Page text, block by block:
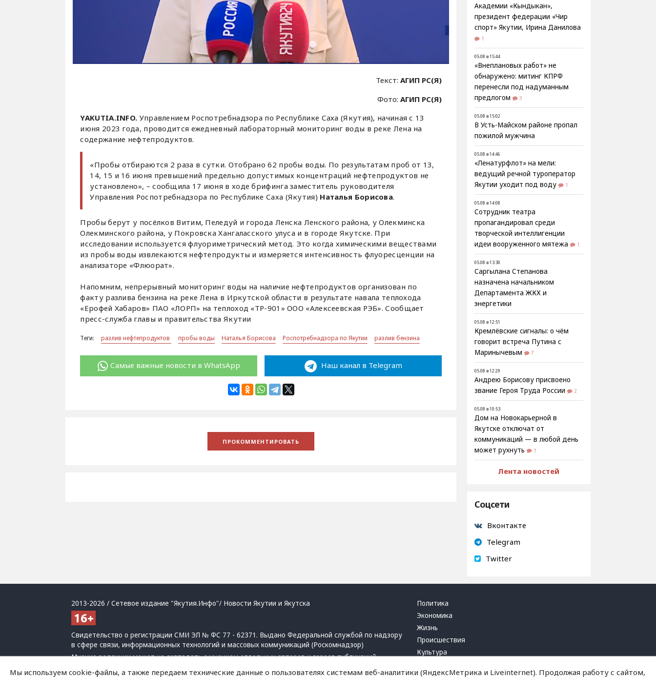
Текст:АГИП РС(Я)
Фото:АГИП РС(Я)
YAKUTIA.INFO. Управлением Роспотребнадзора по Республике Саха (Якутия), начиная с 13
июня 2023 года, проводится ежедневный лабораторный мониторинг воды в реке Лена на
содержание нефтепродуктов.
«Пробы отбираются 2 раза в сутки. Отобрано 62 пробы воды. По результатам проб от 13,
14, 15 и 16 июня превышений предельно допустимых концентраций нефтепродуктов не
установлено», – сообщила 17 июня в ходе брифинга заместитель руководителя
Управления Роспотребнадзора по Республике Саха (Якутия) Наталья Борисова.
Пробы берут у посёлков Витим, Пеледуй и города Ленска Ленского района, у Олекминска
Олекминского района, у Покровска Хангаласского улуса и в городе Якутске. При
исследовании используется флуориметрический метод. Это когда химическими веществами
из пробы воды извлекаются нефтепродукты и измеряется интенсивность флуоресценции на
анализаторе «Флюорат».
Напомним, непрерывный мониторинг воды на наличие нефтепродуктов организован по
факту разлива бензина на реке Лена в Иркутской области в результате навала теплохода
«Ерофей Хабаров» ПАО «ЛОРП» на теплоход «ТР-901» ООО «Алексеевская РЭБ». Сообщает
пресс-служба главы и правительства Якутии
Теги: разлив нефтепродуктов пробы воды Наталья Борисова Роспотребнадзора по Якутии разлив бензина
Самые важные новости в WhatsApp Наш канал в Telegram
Академии «Кындыкан»,
президент федерации «Чир
спорт» Якутии, Ирина Данилова
1
05.08 в 15:44
«Внеплановых работ» не
обнаружено: митинг КПРФ
перенесли под надуманным
предлогом
3
05.08 в 15:02
В Усть-Майском районе пропал
пожилой мужчина
05.08 в 14:46
«Ленатурфлот» на мели:
ведущий речной туроператор
Якутии уходит под воду
1
05.08 в 14:08
Сотрудник театра
пропагандировал среди
творческой интеллигенции
идеи вооруженного мятежа
1
05.08 в 13:30
Саргылана Степанова
назначена начальником
Департамента ЖКХ и
энергетики
05.08 в 12:51
Кремлёвские сигналы: о чём
говорит встреча Путина с
Маринычевым
7
05.08 в 12:29
Андрею Борисову присвоено
звание Героя Труда России
2
05.08 в 10:53
Дом на Новокарьерной в
Якутске отключат от
коммуникаций — в любой день
может рухнуть
1
Лента новостей
Соцсети
Вконтакте
Telegram
Twitter
2013-2026 / Сетевое издание "Якутия.Инфо"/ Новости Якутии и Якутска
Свидетельство о регистрации СМИ ЭЛ № ФС 77 - 62371. Выдано Федеральной службой по надзору
в сфере связи, информационных технологий и массовых коммуникаций (Роскомнадзор)
Мнение редакции может не совпадать с мнением отдельных авторов и героев публикаций.
При использовании материалов обязательна активная ссылка на сайт.
Политика
Экономика
Жизнь
Происшествия
Культура
Мы используем cookie-файлы, а также передаем технические данные о пользователях системам веб-аналитики (ЯндексМетрика и Liveinternet). Продолжая работу с сайтом,